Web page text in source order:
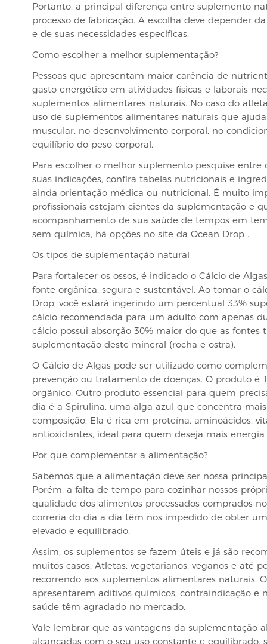
Portanto, a principal diferença entre suplemento
processo de fabricação. A escolha deve depender
e de suas necessidades específicas.
Como escolher a melhor suplementação?
Pessoas que apresentam maior carência de
gasto energético em atividades físicas e laborais
suplementos alimentares naturais. No caso do
uso de suplementos alimentares naturais que
muscular, no desenvolvimento corporal, no
equilíbrio do peso corporal.
Para escolher o melhor suplemento pesquise entre
suas indicações, confira tabelas nutricionais e
ainda orientação médica ou nutricional. É muito
profissionais estejam cientes da suplementação e
acompanhamento de sua saúde de tempos em
sem química, há opções no site da Ocean Drop .
Os tipos de suplementação natural
Para fortalecer os ossos, é indicado o Cálcio de
fonte orgânica, segura e sustentável. Ao tomar o
Drop, você estará ingerindo um percentual 33%
cálcio recomendada para um adulto com apenas
cálcio possui absorção 30% maior do que as fontes
suplementação deste mineral (rocha e ostra).
O Cálcio de Algas pode ser utilizado como
prevenção ou tratamento de doenças. O produto é
orgânico. Outro produto essencial para quem
dia é a Spirulina, uma alga-azul que concentra
composição. Ela é rica em proteína, aminoácidos,
antioxidantes, ideal para quem deseja mais
Por que complementar a alimentação?
Sabemos que a alimentação deve ser nossa
Porém, a falta de tempo para cozinhar nossos
qualidade dos alimentos processados comprados
correria do dia a dia têm nos impedido de obter
elevado e equilibrado.
Assim, os suplementos se fazem úteis e já são
muitos casos. Atletas, vegetarianos, veganos e até
recorrendo aos suplementos alimentares naturais.
apresentarem aditivos químicos, contraindicação e
saúde têm agradado no mercado.
Vale lembrar que as vantagens da suplementação
alcançadas com o seu uso constante e equilibrado,